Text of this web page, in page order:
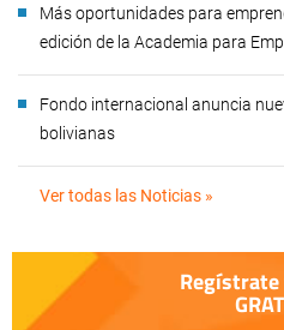
Más oportunidades para
edición de la Academia para
Fondo internacional anuncia
bolivianas
Ver todas las Noticias »